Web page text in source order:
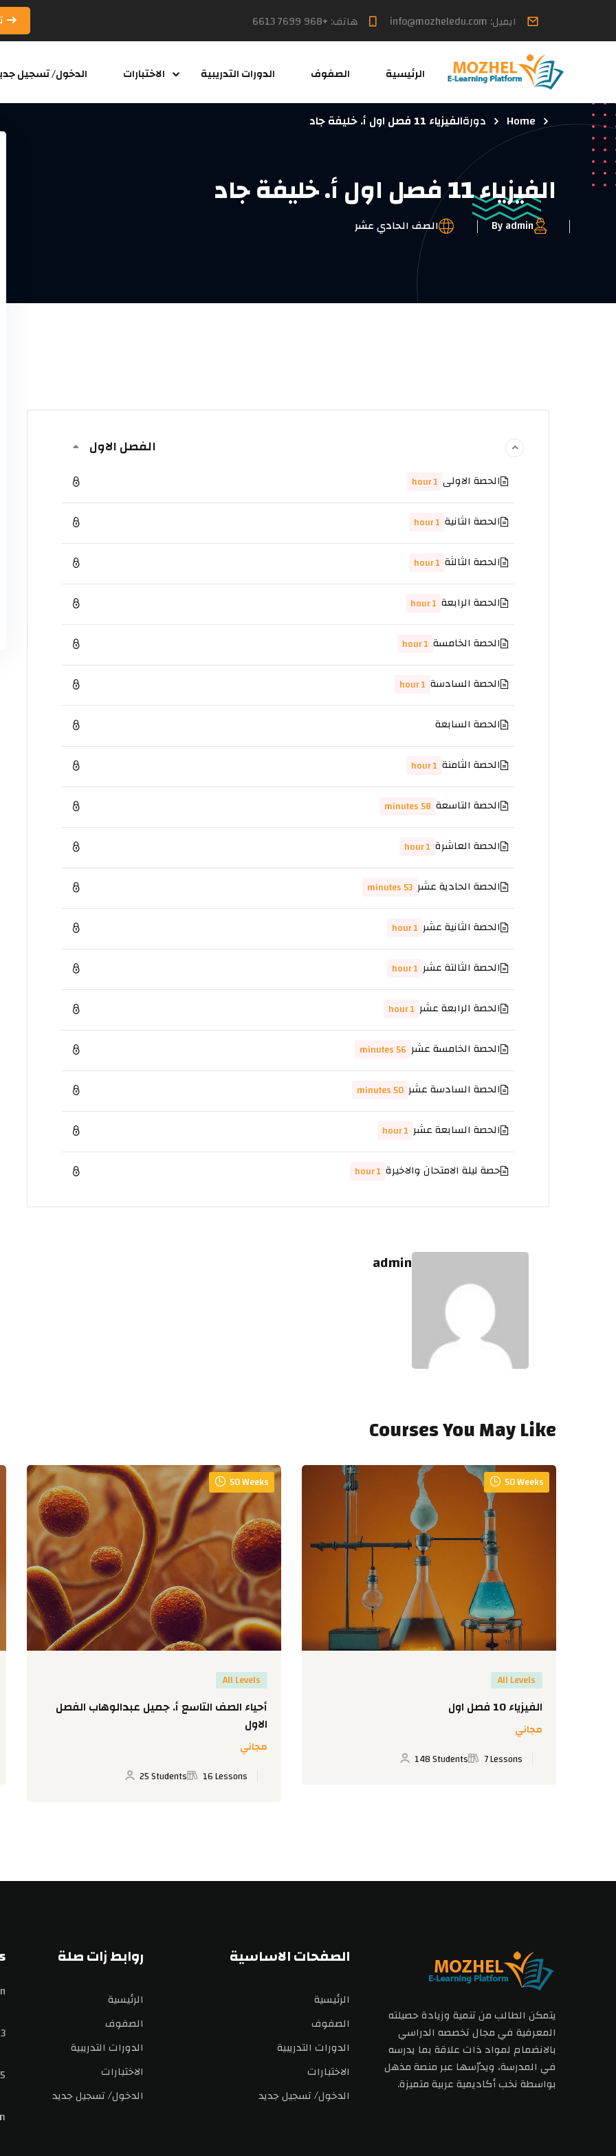
ايميل: info@mozheledu.com هاتف: +968 7699 6613
الرئيسية الصفوف الدورات التدريبية الاختبارات الدخول/ تسجيل
Home دورةالفيزياء 11 فصل اول أ. خليفة جاد
الفيزياء 11 فصل اول أ. خليفة جاد
By admin الصف الحادي عشر
الفصل الاول
الحصة الاولى 1 hour
الحصة الثانية 1 hour
الحصة الثالثة 1 hour
الحصة الرابعة 1 hour
الحصة الخامسة 1 hour
الحصة السادسة 1 hour
الحصة السابعة
الحصة الثامنة 1 hour
الحصة التاسعة 58 minutes
الحصة العاشرة 1 hour
الحصة الحادية عشر 53 minutes
الحصة الثانية عشر 1 hour
الحصة الثالتة عشر 1 hour
الحصة الرابعة عشر 1 hour
الحصة الخامسة عشر 56 minutes
الحصة السادسة عشر 50 minutes
الحصة السابعة عشر 1 hour
حصة ليلة الامتحان والاخيرة 1 hour
admin
Courses You May Like
50 Weeks
All Levels
الفيزياء 10 فصل اول
مجاني
7 Lessons
148 Students
50 Weeks
All Levels
أحياء الصف التاسع أ. جميل عبدالوهاب الفصل
الاول
مجاني
16 Lessons
25 Students
يتمكن الطالب من تنمية وزيادة حصيلته
المعرفية في مجال تخصصه الدراسي
بالانضمام لمواد ذات علاقة بما يدرسه
في المدرسة، ويدرّسها عبر منصة مذهل
بواسطة نخب أكاديمية عربية متميزة.
الصفحات الاساسية
الرئيسية
الصفوف
الدورات التدريبية
الاختبارات
الدخول/ تسجيل جديد
روابط زات صلة
الرئيسية
الصفوف
الدورات التدريبية
الاختبارات
الدخول/ تسجيل جديد